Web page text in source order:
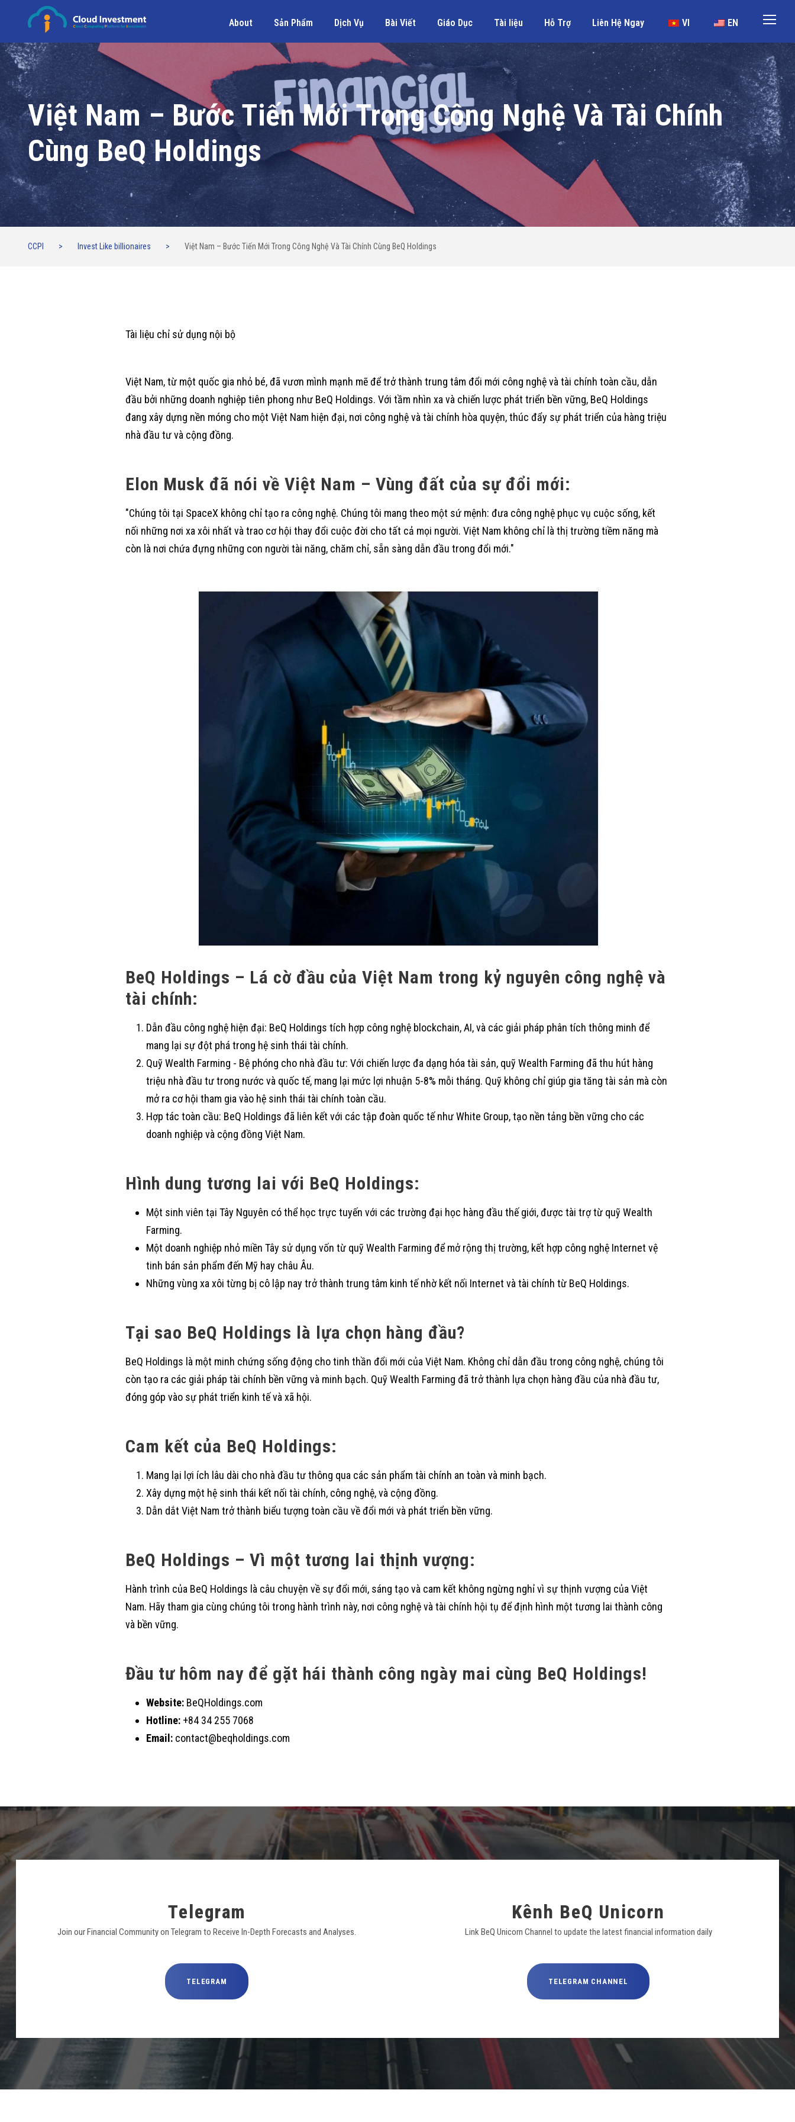
About Sản Phẩm Dịch Vụ Bài Viết Giáo Dục Tài liệu Hỗ Trợ Liên Hệ Ngay VI EN
Việt Nam – Bước Tiến Mới Trong Công Nghệ Và Tài Chính
Cùng BeQ Holdings
CCPI > Invest Like billionaires > Việt Nam – Bước Tiến Mới Trong Công Nghệ Và Tài Chính Cùng BeQ Holdings
Tài liệu chỉ sử dụng nội bộ
Việt Nam, từ một quốc gia nhỏ bé, đã vươn mình mạnh mẽ để trở thành trung tâm đổi mới công nghệ và tài chính toàn cầu, dẫn
đầu bởi những doanh nghiệp tiên phong như BeQ Holdings. Với tầm nhìn xa và chiến lược phát triển bền vững, BeQ Holdings
đang xây dựng nền móng cho một Việt Nam hiện đại, nơi công nghệ và tài chính hòa quyện, thúc đẩy sự phát triển của hàng triệu
nhà đầu tư và cộng đồng.
Elon Musk đã nói về Việt Nam – Vùng đất của sự đổi mới:
"Chúng tôi tại SpaceX không chỉ tạo ra công nghệ. Chúng tôi mang theo một sứ mệnh: đưa công nghệ phục vụ cuộc sống, kết
nối những nơi xa xôi nhất và trao cơ hội thay đổi cuộc đời cho tất cả mọi người. Việt Nam không chỉ là thị trường tiềm năng mà
còn là nơi chứa đựng những con người tài năng, chăm chỉ, sẵn sàng dẫn đầu trong đổi mới."
BeQ Holdings – Lá cờ đầu của Việt Nam trong kỷ nguyên công nghệ và
tài chính:
Dẫn đầu công nghệ hiện đại: BeQ Holdings tích hợp công nghệ blockchain, AI, và các giải pháp phân tích thông minh để
mang lại sự đột phá trong hệ sinh thái tài chính.
Quỹ Wealth Farming - Bệ phóng cho nhà đầu tư: Với chiến lược đa dạng hóa tài sản, quỹ Wealth Farming đã thu hút hàng
triệu nhà đầu tư trong nước và quốc tế, mang lại mức lợi nhuận 5-8% mỗi tháng. Quỹ không chỉ giúp gia tăng tài sản mà còn
mở ra cơ hội tham gia vào hệ sinh thái tài chính toàn cầu.
Hợp tác toàn cầu: BeQ Holdings đã liên kết với các tập đoàn quốc tế như White Group, tạo nền tảng bền vững cho các
doanh nghiệp và cộng đồng Việt Nam.
Hình dung tương lai với BeQ Holdings:
Một sinh viên tại Tây Nguyên có thể học trực tuyến với các trường đại học hàng đầu thế giới, được tài trợ từ quỹ Wealth
Farming.
Một doanh nghiệp nhỏ miền Tây sử dụng vốn từ quỹ Wealth Farming để mở rộng thị trường, kết hợp công nghệ Internet vệ
tinh bán sản phẩm đến Mỹ hay châu Âu.
Những vùng xa xôi từng bị cô lập nay trở thành trung tâm kinh tế nhờ kết nối Internet và tài chính từ BeQ Holdings.
Tại sao BeQ Holdings là lựa chọn hàng đầu?
BeQ Holdings là một minh chứng sống động cho tinh thần đổi mới của Việt Nam. Không chỉ dẫn đầu trong công nghệ, chúng tôi
còn tạo ra các giải pháp tài chính bền vững và minh bạch. Quỹ Wealth Farming đã trở thành lựa chọn hàng đầu của nhà đầu tư,
đóng góp vào sự phát triển kinh tế và xã hội.
Cam kết của BeQ Holdings:
Mang lại lợi ích lâu dài cho nhà đầu tư thông qua các sản phẩm tài chính an toàn và minh bạch.
Xây dựng một hệ sinh thái kết nối tài chính, công nghệ, và cộng đồng.
Dẫn dắt Việt Nam trở thành biểu tượng toàn cầu về đổi mới và phát triển bền vững.
BeQ Holdings – Vì một tương lai thịnh vượng:
Hành trình của BeQ Holdings là câu chuyện về sự đổi mới, sáng tạo và cam kết không ngừng nghỉ vì sự thịnh vượng của Việt
Nam. Hãy tham gia cùng chúng tôi trong hành trình này, nơi công nghệ và tài chính hội tụ để định hình một tương lai thành công
và bền vững.
Đầu tư hôm nay để gặt hái thành công ngày mai cùng BeQ Holdings!
Website: BeQHoldings.com
Hotline: +84 34 255 7068
Email: contact@beqholdings.com
Telegram
Join our Financial Community on Telegram to Receive In-Depth Forecasts and Analyses.
TELEGRAM
Kênh BeQ Unicorn
Link BeQ Unicorn Channel to update the latest financial information daily
TELEGRAM CHANNEL